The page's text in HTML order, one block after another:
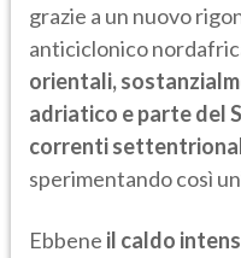
grazie a un nuovo
anticiclonico
orientali,
adriatico e parte del
correnti
sperimentando così
Ebbene il caldo